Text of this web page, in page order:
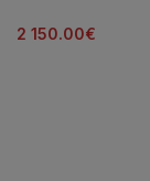
2 150.00€